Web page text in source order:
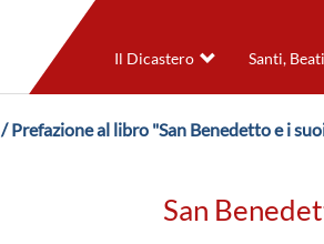
Il Dicastero Santi,
/ Prefazione al libro "San Benedetto e i
San